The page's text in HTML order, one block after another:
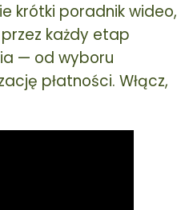
krótki poradnik wideo,
każdy etap
— od wyboru
płatności. Włącz,